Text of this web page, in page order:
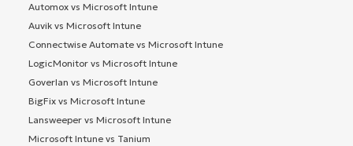
Automox vs Microsoft Intune
Auvik vs Microsoft Intune
Connectwise Automate vs Microsoft Intune
LogicMonitor vs Microsoft Intune
Goverlan vs Microsoft Intune
BigFix vs Microsoft Intune
Lansweeper vs Microsoft Intune
Microsoft Intune vs Tanium